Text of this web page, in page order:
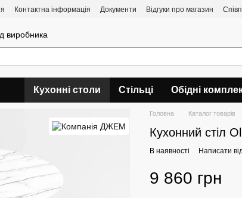
Контактна інформація Документи Відгуки про магазин
виробника
Кухонні столи Стільці Обідні
Головна Каталог товарів
Кухонний стіл
В наявності Написати
9 860 грн